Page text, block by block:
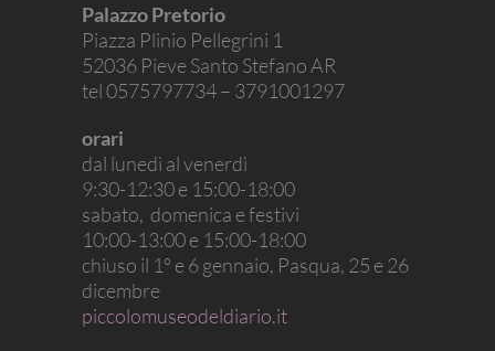
Palazzo Pretorio
Piazza Plinio Pellegrini 1
52036 Pieve Santo Stefano AR
tel 0575797734 – 3791001297
orari
dal lunedì al venerdì
9:30-12:30 e 15:00-18:00
sabato, domenica e festivi
10:00-13:00 e 15:00-18:00
chiuso il 1° e 6 gennaio, Pasqua, 25 e 26
dicembre
piccolomuseodeldiario.it